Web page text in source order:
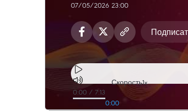
07/05/2026 23:00
0:00 / 7:13
0:00
Скорость1x